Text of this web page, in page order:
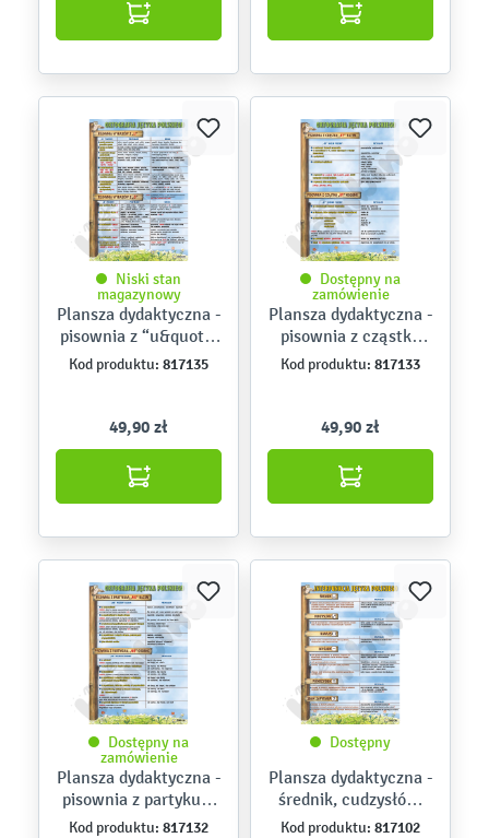
Niski stan
magazynowy
Plansza dydaktyczna -
pisownia z “u&quot; i
“ó&quot;
Kod produktu: 817135
49,90 zł
Dostępny na
zamówienie
Plansza dydaktyczna -
pisownia z cząstką
“by&quot;
Kod produktu: 817133
49,90 zł
Dostępny na
zamówienie
Plansza dydaktyczna -
pisownia z partykułą
“nie&quot;
Kod produktu: 817132
Dostępny
Plansza dydaktyczna -
średnik, cudzysłów,
nawias...
Kod produktu: 817102